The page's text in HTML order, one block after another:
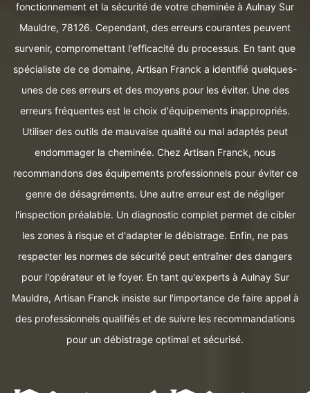
fonctionnement et la sécurité de votre cheminée à Aulnay Sur
Mauldre, 78126. Cependant, des erreurs courantes peuvent
survenir, compromettant l'efficacité du processus. En tant que
spécialiste de ce domaine, Artisan Franck a identifié quelques-
unes de ces erreurs et des moyens pour les éviter. Une des
erreurs fréquentes est le choix d'équipements inappropriés.
Utiliser des outils de mauvaise qualité ou mal adaptés peut
endommager la cheminée. Chez Artisan Franck, nous
recommandons des équipements professionnels pour éviter ce
genre de désagréments. Une autre erreur est de négliger
l'inspection préalable. Un diagnostic complet permet de cibler
les zones à risque et d'adapter le débistrage. Enfin, ne pas
respecter les normes de sécurité peut entraîner des dangers
pour l'opérateur et le foyer. En tant qu'experts à Aulnay Sur
Mauldre, Artisan Franck insiste sur l'importance de faire appel à
des professionnels qualifiés et de suivre les recommandations
pour un débistrage optimal et sécurisé.